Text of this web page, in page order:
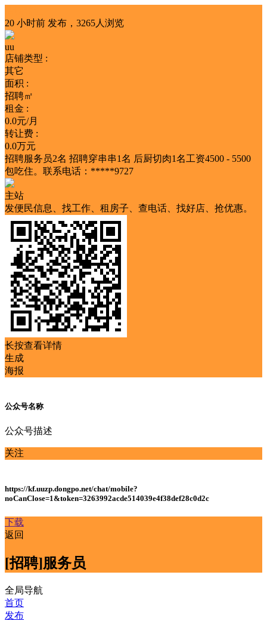
20 小时前 发布，3265人浏览
uu
店铺类型 :
其它
面积 :
招聘㎡
租金 :
0.0元/月
转让费 :
0.0万元
招聘服务员2名 招聘穿串串1名 后厨切肉1名工资4500 - 5500
包吃住。联系电话：*****9727
主站
发便民信息、找工作、租房子、查电话、找好店、抢优惠。
长按查看详情
生成
海报
公众号名称
公众号描述
关注
https://kf.uuzp.dongpo.net/chat/mobile?
noCanClose=1&token=3263992acde514039e4f38def28c0d2c
下载
返回
[招聘]服务员
全局导航
首页
发布